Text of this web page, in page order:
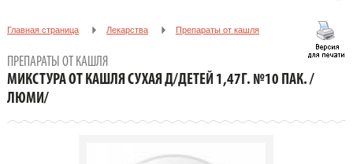
Главная страница Лекарства Препараты от кашля
ПРЕПАРАТЫ ОТ КАШЛЯ
МИКСТУРА ОТ КАШЛЯ СУХАЯ Д/ДЕТЕЙ 1,47Г. №10 ПАК. /
ЛЮМИ/